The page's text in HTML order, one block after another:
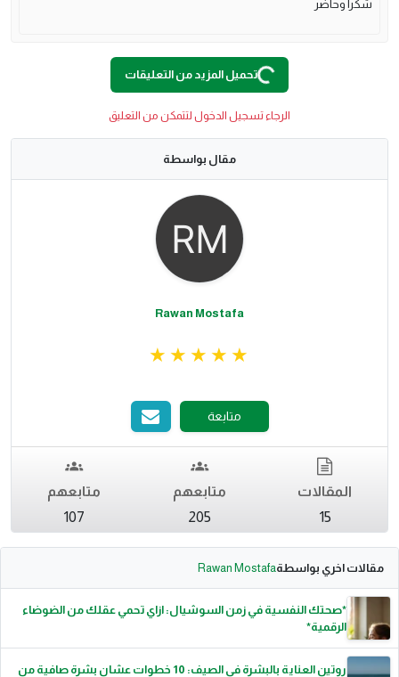
شكرا وحاضر
L
.تحميل المزيد من التعليقات
الرجاء تسجيل الدخول لتتمكن من التعليق
مقال بواسطة
Rawan Mostafa
متابعة
المقالات
15
متابعهم
205
متابعهم
107
مقالات اخري بواسطةRawan Mostafa
*صحتك النفسية في زمن السوشيال: ازاي تحمي عقلك من الضوضاء
الرقمية*
روتين العناية بالبشرة في الصيف: 10 خطوات عشان بشرة صافية من